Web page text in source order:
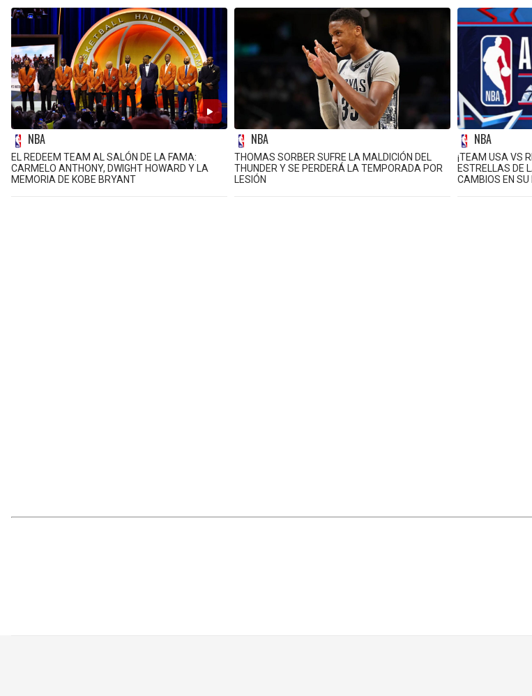
NBA
EL REDEEM TEAM AL SALÓN DE LA FAMA:
CARMELO ANTHONY, DWIGHT HOWARD Y LA
MEMORIA DE KOBE BRYANT
NBA
THOMAS SORBER SUFRE LA MALDICIÓN DEL
THUNDER Y SE PERDERÁ LA TEMPORADA POR
LESIÓN
NBA
¡TEAM USA VS
ESTRELLAS DE
CAMBIOS EN SU